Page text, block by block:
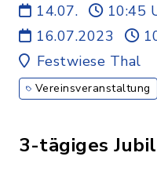
14.07. 10:45
16.07.2023
Festwiese Thal
Vereinsveranstaltung
3-tägiges